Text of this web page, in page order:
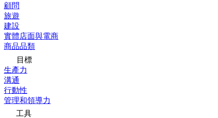
顧問
旅遊
建設
實體店面與電商
商品品類
目標
生產力
溝通
行動性
管理和領導力
工具